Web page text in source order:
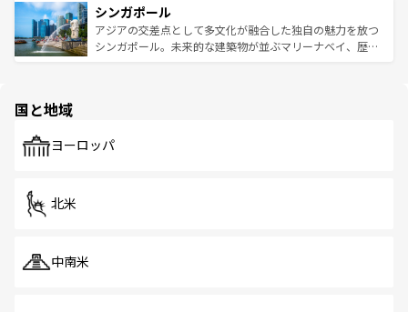
参照してほしい。
激する。気候は一年中温暖で、どの季節にも異なる楽しみ
が待っている。親しみやすいタイの人々、仏教を中心とし
た文化、そして多様な観光資源が、訪れる旅人を魅了し続
み、どこを訪れても感動するはず。観光スポットが密集し
ており、効率よく見どころを回れるのも魅力。息をのむよ
うな絶景から文化的な体験まで、香港を存分に楽しみ尽く
シンガポール
アジアの交差点として多文化が融合した独自の魅力を放つ
シンガポール。未来的な建築物が並ぶマリーナベイ、歴史
で、ホーカーズは地元の風情を楽しめる外せないスポット
国と地域
ヨーロッパ
北米
中南米